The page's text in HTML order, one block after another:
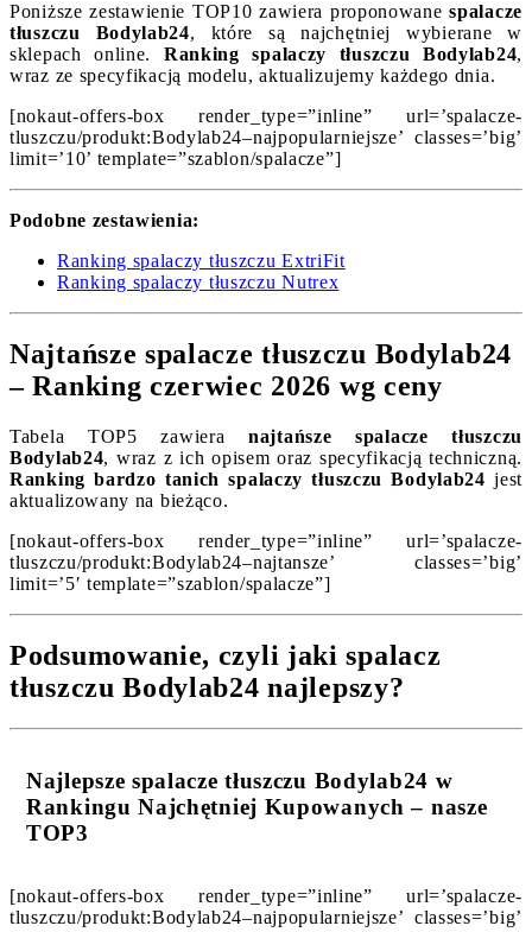
Poniższe zestawienie TOP10 zawiera proponowanespalacze
tłuszczu Bodylab24, które są najchętniej wybierane w
sklepach online. Ranking spalaczy tłuszczu Bodylab24,
wraz ze specyfikacją modelu, aktualizujemy każdego dnia.
[nokaut-offers-box render_type=”inline” url=’spalacze-
tluszczu/produkt:Bodylab24–najpopularniejsze’ classes=’big’
limit=’10’ template=”szablon/spalacze”]
Podobne zestawienia:
Ranking spalaczy tłuszczu ExtriFit
Ranking spalaczy tłuszczu Nutrex
Najtańsze spalacze tłuszczu Bodylab24
– Ranking czerwiec 2026 wg ceny
Tabela TOP5 zawieranajtańsze spalacze tłuszczu
Bodylab24, wraz z ich opisem oraz specyfikacją techniczną.
Ranking bardzo tanich spalaczy tłuszczu Bodylab24 jest
aktualizowany na bieżąco.
[nokaut-offers-box render_type=”inline” url=’spalacze-
tluszczu/produkt:Bodylab24–najtansze’ classes=’big’
limit=’5′ template=”szablon/spalacze”]
Podsumowanie, czyli jaki spalacz
tłuszczu Bodylab24 najlepszy?
Najlepsze spalacze tłuszczu Bodylab24 w
Rankingu Najchętniej Kupowanych – nasze
TOP3
[nokaut-offers-box render_type=”inline” url=’spalacze-
tluszczu/produkt:Bodylab24–najpopularniejsze’ classes=’big’